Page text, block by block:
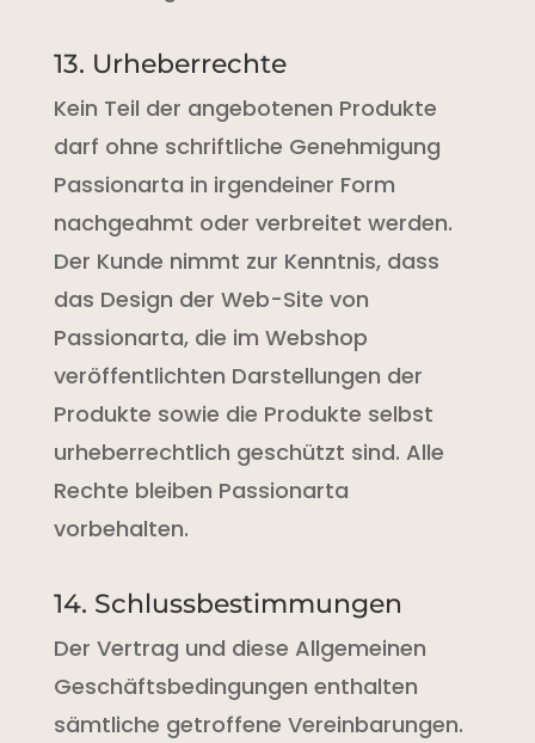
13. Urheberrechte
Kein Teil der angebotenen Produkte
darf ohne schriftliche Genehmigung
Passionarta in irgendeiner Form
nachgeahmt oder verbreitet werden.
Der Kunde nimmt zur Kenntnis, dass
das Design der Web-Site von
Passionarta, die im Webshop
veröffentlichten Darstellungen der
Produkte sowie die Produkte selbst
urheberrechtlich geschützt sind. Alle
Rechte bleiben Passionarta
vorbehalten.
14. Schlussbestimmungen
Der Vertrag und diese Allgemeinen
Geschäftsbedingungen enthalten
sämtliche getroffene Vereinbarungen.